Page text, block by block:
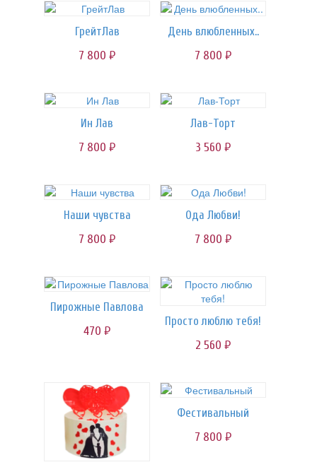
ГрейтЛав
7 800 руб.
День влюбленных..
7 800 руб.
Ин Лав
7 800 руб.
Лав-Торт
3 560 руб.
Наши чувства
7 800 руб.
Ода Любви!
7 800 руб.
Пирожные Павлова
470 руб.
Просто люблю тебя!
2 560 руб.
Фестивальный
7 800 руб.